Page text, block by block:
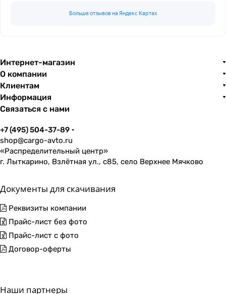
Больше отзывов на Яндекс Картах
Интернет-магазин
О компании
Клиентам
Информация
Связаться с нами
+7 (495) 504-37-89
shop@cargo-avto.ru
«Распределительный центр»
г. Лыткарино, Взлётная ул., с85, село Верхнее Мячково
Документы для скачивания
Реквизиты компании
Прайс-лист без фото
Прайс-лист с фото
Договор-оферты
Наши партнеры